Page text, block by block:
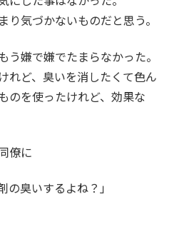
り気づかないものだと思う。
嫌で嫌でたまらなかった。
れど、臭いを消したくて色ん
のを使ったけれど、効果な
僚に
の臭いするよね？」